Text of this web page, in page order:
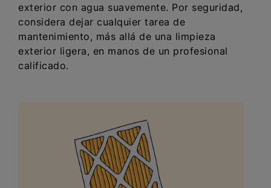
exterior con agua suavemente. Por seguridad,
considera dejar cualquier tarea de
mantenimiento, más allá de una limpieza
exterior ligera, en manos de un profesional
calificado.